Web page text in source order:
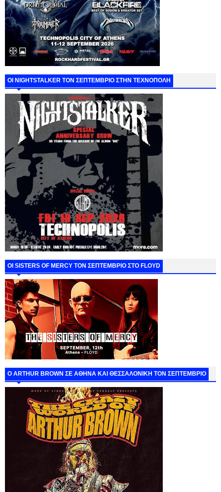
ΟΙ NIGHTSTALKER ΤΟΝ ΣΕΠΤΕΜΒΡΙΟ ΣΤΗΝ ΤΕΧΝΟΠΟΛΗ
ΟΙ SISTERS OF MERCY ΤΟΝ ΣΕΠΤΕΜΒΡΙΟ ΣΤΟ FLOYD
O ARTHUR BROWN ΣΕ ΑΘΗΝΑ ΚΑΙ ΘΕΣΣΑΛΟΝΙΚΗ ΤΟΝ ΣΕΠΤΕΜΒΡΙΟ